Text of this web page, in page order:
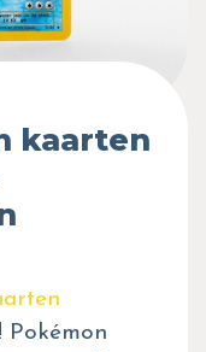
kaarten
Pokémon